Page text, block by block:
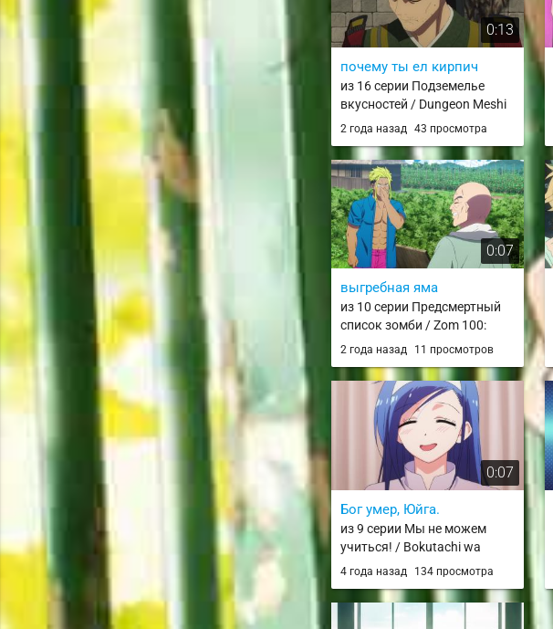
0:13
почему ты ел кирпич
из 16 серии Подземелье
вкусностей / Dungeon Meshi
2 года назад 43 просмотра
0:07
выгребная яма
из 10 серии Предсмертный
список зомби / Zom 100:
Zombie ni Naru made ni Shitai
2 года назад 11 просмотров
0:07
Бог умер, Юйга.
из 9 серии Мы не можем
учиться! / Bokutachi wa
Benkyou ga Dekinai / bokuben
4 года назад 134 просмотра